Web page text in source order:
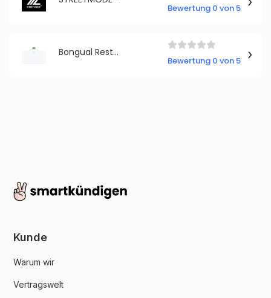
Bewertung 0 von 5
Bongual Restposten
Bewertung 0 von 5
Kunde
Warum wir
Vertragswelt